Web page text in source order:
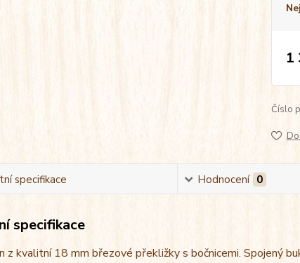
1
Číslo
specifikace Hodnocení 0
specifikace
z kvalitní 18 mm březové překližky s bočnicemi. Spojený